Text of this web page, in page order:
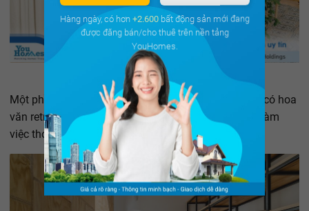
Một phần sàn nhà được trang trí bằng gạch cổ điển có hoa
văn retro để phân chia khu vực, mang lại không khí làm
việc thoải mái.
Hàng ngày, có hơn +2.600bất động sản mới đang
được đăng bán/cho thuê trên nền tảng
YouHomes.